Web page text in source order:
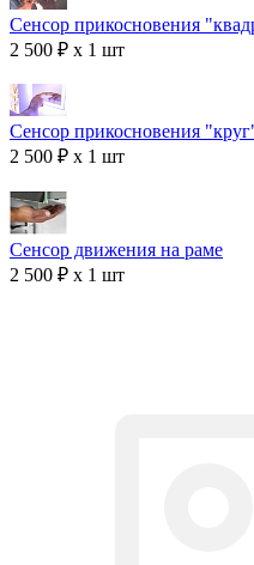
Сенсор прикосновения
2 500 ₽ x 1 шт
Сенсор прикосновения
2 500 ₽ x 1 шт
Сенсор движения на раме
2 500 ₽ x 1 шт